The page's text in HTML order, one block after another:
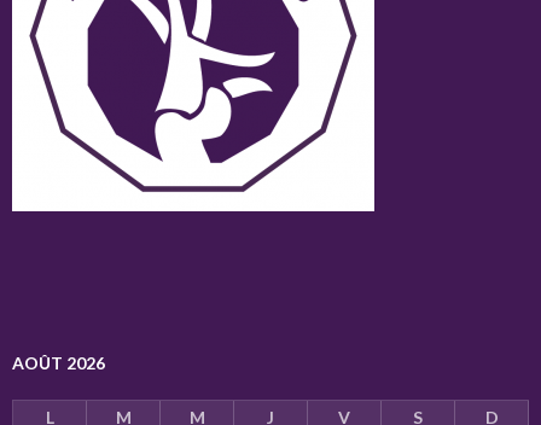
AOÛT 2026
L M M J V S D